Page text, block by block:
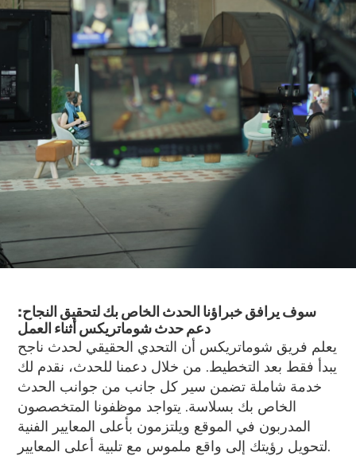
سوف يرافق خبراؤنا الحدث الخاص بك لتحقيق النجاح:
دعم حدث شوماتريكس أثناء العمل
يعلم فريق شوماتريكس أن التحدي الحقيقي لحدث ناجح
يبدأ فقط بعد التخطيط. من خلال دعمنا للحدث، نقدم لك
خدمة شاملة تضمن سير كل جانب من جوانب الحدث
الخاص بك بسلاسة. يتواجد موظفونا المتخصصون
المدربون في الموقع ويلتزمون بأعلى المعايير الفنية
لتحويل رؤيتك إلى واقع ملموس مع تلبية أعلى المعايير.